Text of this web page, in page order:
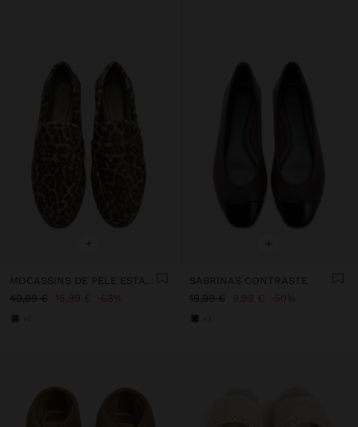
+
49,99 €
15,99 € 68%
+
SABRINAS CONTRASTE
19,99 €
9,99 € 50%